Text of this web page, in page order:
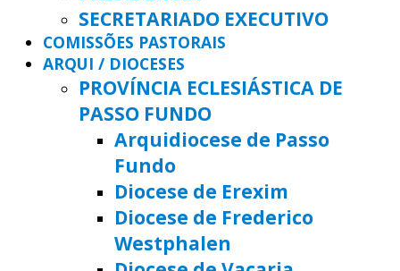
SECRETARIADO EXECUTIVO
COMISSÕES PASTORAIS
ARQUI / DIOCESES
PROVÍNCIA ECLESIÁSTICA DE
PASSO FUNDO
Arquidiocese de Passo
Fundo
Diocese de Erexim
Diocese de Frederico
Westphalen